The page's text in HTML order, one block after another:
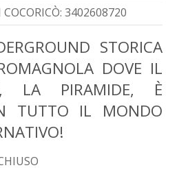
3402608720
STORICA
DOVE IL
LA PIRAMIDE, È
TUTTO IL MONDO